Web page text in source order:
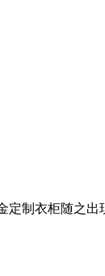
制衣柜​随之